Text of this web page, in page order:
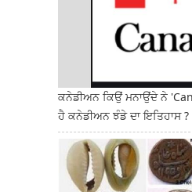
ਕਨੇਡੀਅਨ ਕਿਉਂ ਮਨਾਉਂਦੇ ਨੇ
ਹੈ ਕਨੇਡੀਅਨ ਝੰਡੇ ਦਾ ਇਤਿਹਾਸ ?